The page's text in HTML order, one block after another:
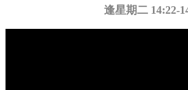
逢星期二 14:22-